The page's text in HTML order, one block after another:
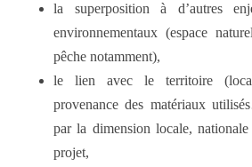
la superposition à d’autres
environnementaux (espace
pêche notamment),
le lien avec le territoire
provenance des matériaux
par la dimension locale,
projet,